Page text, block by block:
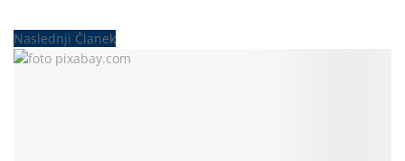
Naslednji Članek